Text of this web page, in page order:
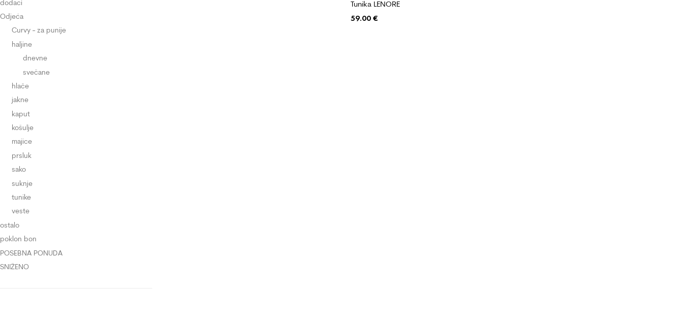
Tunika LENORE
59.00€
dodaci
Odjeća
Curvy - za punije
haljine
dnevne
svečane
hlače
jakne
kaput
košulje
majice
prsluk
sako
suknje
tunike
veste
ostalo
poklon bon
POSEBNA PONUDA
SNIŽENO